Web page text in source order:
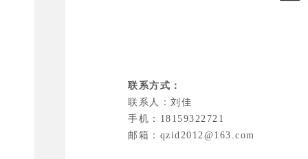
联系方式：
联系人：刘佳
手机：18159322721
邮箱：qzid2012@163.com